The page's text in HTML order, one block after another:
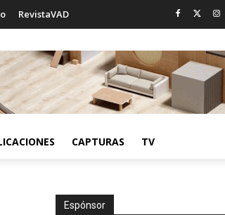
RevistaVAD
CAPTURAS TV
Espónsor